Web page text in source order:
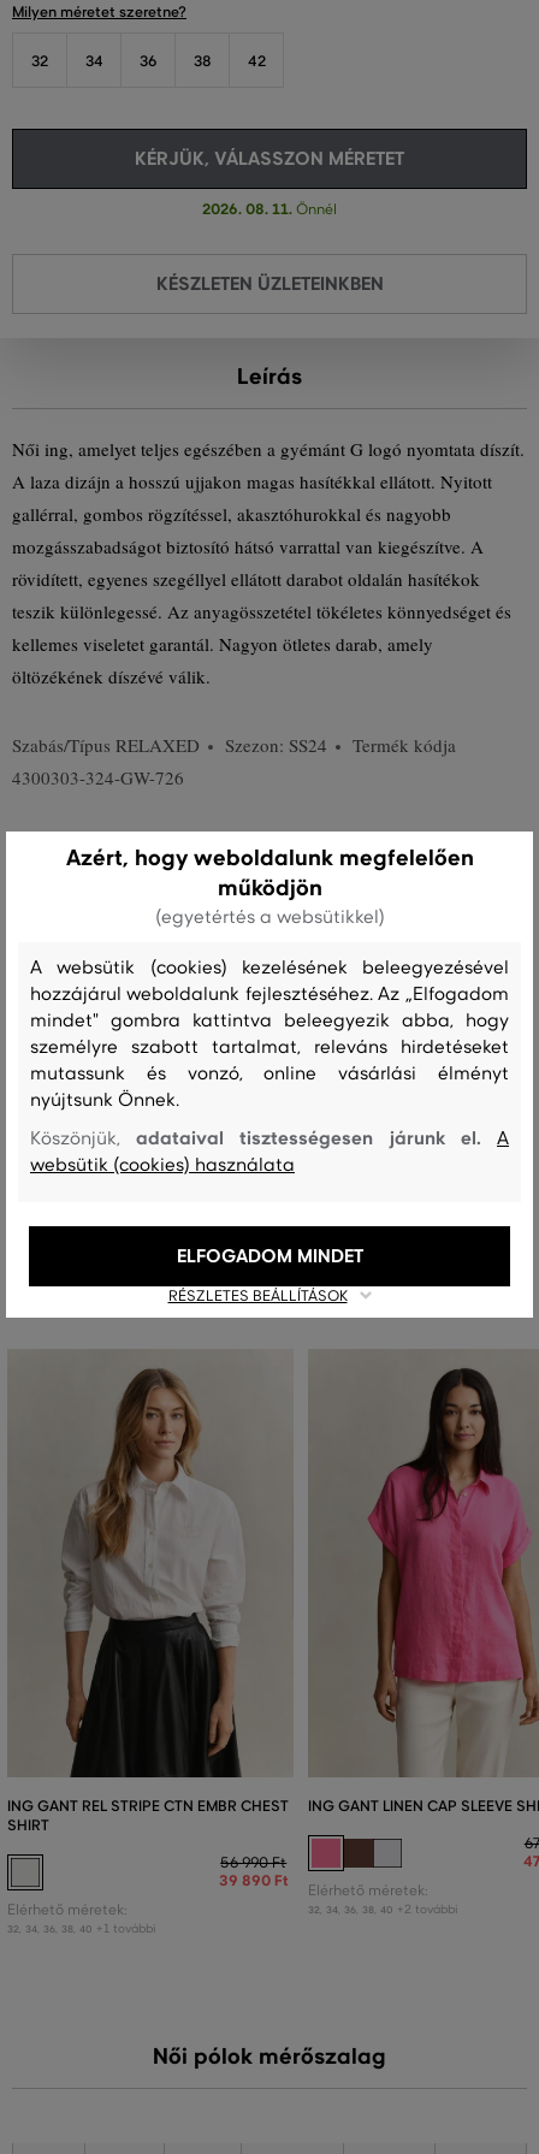
Milyen méretet szeretne?
32 34 36 38 42
KÉRJÜK, VÁLASSZON MÉRETET
2026. 08. 11. Önnél
KÉSZLETEN ÜZLETEINKBEN
Leírás
Női ing, amelyet teljes egészében a gyémánt G logó nyomtata díszít.
A laza dizájn a hosszú ujjakon magas hasítékkal ellátott. Nyitott
gallérral, gombos rögzítéssel, akasztóhurokkal és nagyobb
mozgásszabadságot biztosító hátsó varrattal van kiegészítve. A
rövidített, egyenes szegéllyel ellátott darabot oldalán hasítékok
teszik különlegessé. Az anyagösszetétel tökéletes könnyedséget és
kellemes viseletet garantál. Nagyon ötletes darab, amely
öltözékének díszévé válik.
Szabás/Típus RELAXED Szezon: SS24
Termék kódja
4300303-324-GW-726
Összetétel
100 %
Kezelési útmutató
MOSÁS FEHÉRÍTÉS SZÁRÍTÁS VASALÁS TISZTÍTÁS
Ajánlott termékek
ING GANT REL STRIPE CTN EMBR CHEST
SHIRT
56 990 Ft
39 890 Ft
Elérhető méretek:
32 34 36 38 40 +1 további
ING GANT LINEN CAP SLEEVE
Elérhető méretek:
32 34 36 38 40 +2 további
Női pólok mérőszalag
Azért, hogy weboldalunk megfelelően
működjön
(egyetértés a websütikkel)
A websütik (cookies) kezelésének beleegyezésével
hozzájárul weboldalunk fejlesztéséhez. Az „Elfogadom
mindet" gombra kattintva beleegyezik abba, hogy
személyre szabott tartalmat, releváns hirdetéseket
mutassunk és vonzó, online vásárlási élményt
nyújtsunk Önnek.
Köszönjük,adataival tisztességesen járunk el.A
websütik (cookies) használata
RÉSZLETES BEÁLLÍTÁSOK
ELFOGADOM MINDET